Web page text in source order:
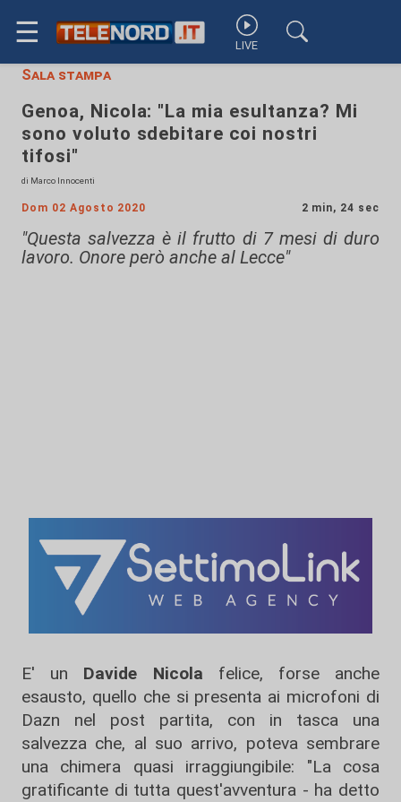
☰ LIVE
Sala stampa
Genoa, Nicola: "La mia esultanza? Mi
sono voluto sdebitare coi nostri
tifosi"
di Marco Innocenti
Dom 02 Agosto 2020 2 min, 24 sec
"Questa salvezza è il frutto di 7 mesi di duro
lavoro. Onore però anche al Lecce"
E' un Davide Nicola felice, forse anche
esausto, quello che si presenta ai microfoni di
Dazn nel post partita, con in tasca una
salvezza che, al suo arrivo, poteva sembrare
una chimera quasi irraggiungibile: "La cosa
gratificante di tutta quest'avventura - ha detto